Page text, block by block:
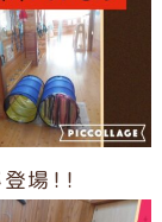
場！！